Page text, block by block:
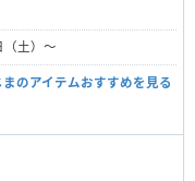
土）〜
のアイテムおすすめを見る